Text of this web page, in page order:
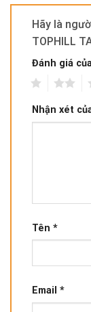
Hãy là
TOPHILL
Đánh giá
Nhận xét
Tên *
Email *